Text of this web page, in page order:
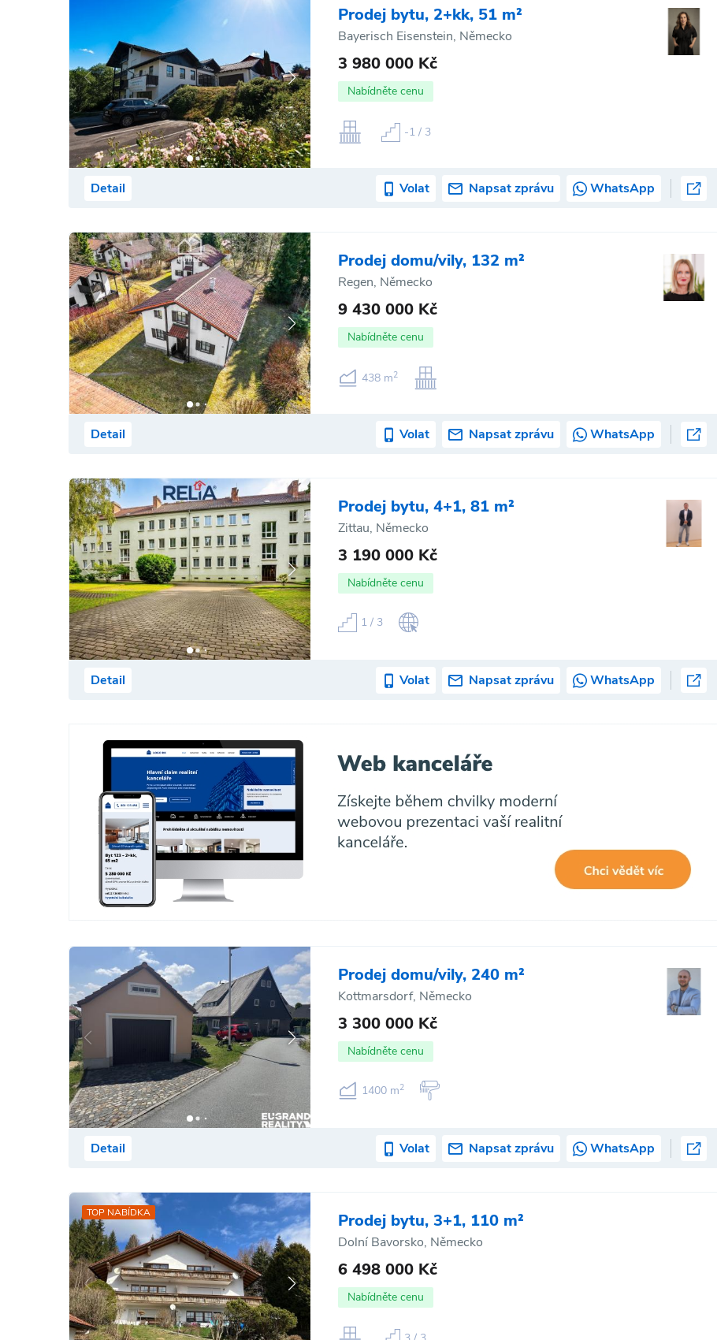
Prodej bytu, 2+kk, 51 m²
Bayerisch Eisenstein, Německo
3 980 000 Kč
Nabídněte cenu
-1 / 3
Detail Volat Napsat zprávu WhatsApp
Prodej domu/vily, 132 m²
Regen, Německo
9 430 000 Kč
Nabídněte cenu
438 m2
Detail Volat Napsat zprávu WhatsApp
Prodej bytu, 4+1, 81 m²
Zittau, Německo
3 190 000 Kč
Nabídněte cenu
1 / 3
Detail Volat Napsat zprávu WhatsApp
Prodej domu/vily, 240 m²
Kottmarsdorf, Německo
3 300 000 Kč
Nabídněte cenu
1400 m2
Detail Volat Napsat zprávu WhatsApp
TOP NABÍDKA Prodej bytu, 3+1, 110 m²
Dolní Bavorsko, Německo
6 498 000 Kč
Nabídněte cenu